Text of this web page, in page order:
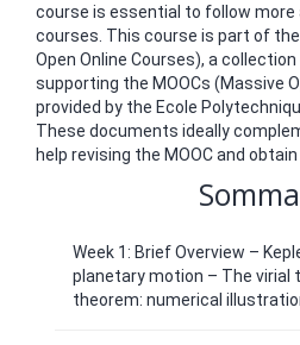
course is essential to follow
courses. This course is part of the
Open Online Courses), a
supporting the MOOCs (Massive
provided by the Ecole
These documents ideally
help revising the MOOC and
Week 1: Brief Overview –
planetary motion – The virial
theorem: numerical